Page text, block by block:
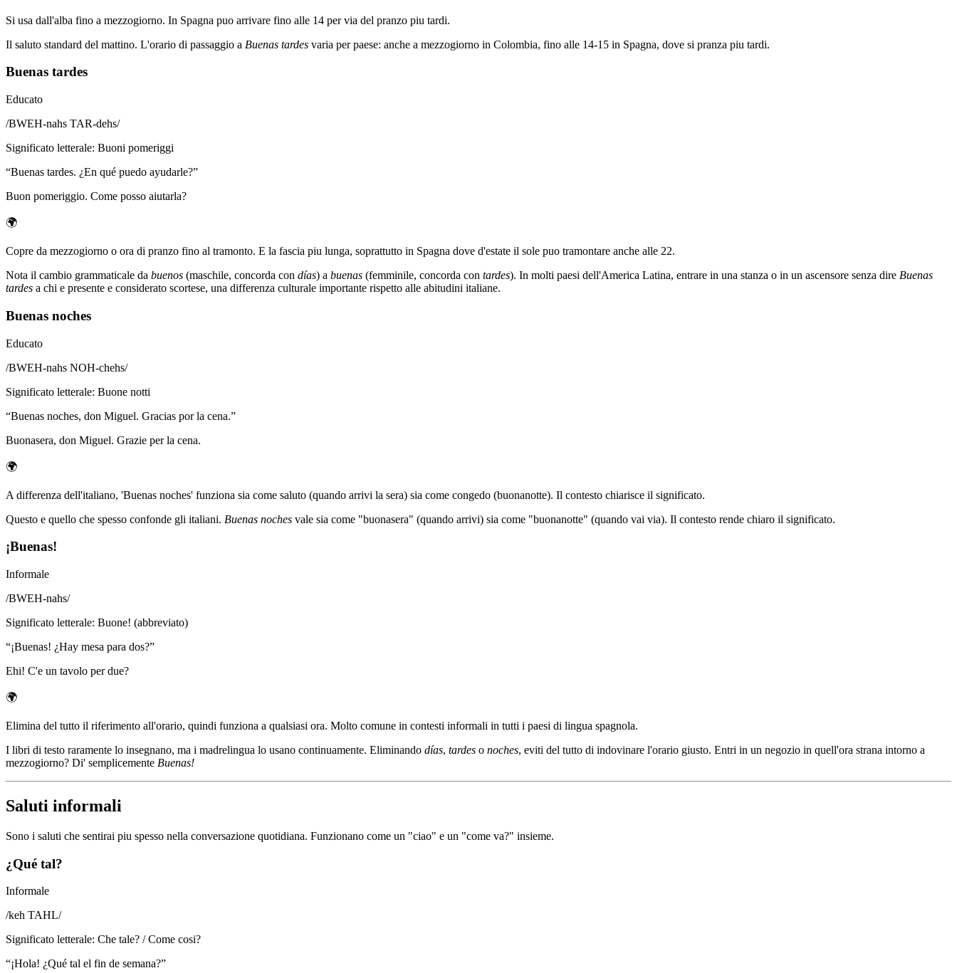
Si usa dall'alba fino a mezzogiorno. In Spagna puo arrivare fino alle 14 per via del pranzo piu tardi.
Il saluto standard del mattino. L'orario di passaggio a Buenas tardes varia per paese: anche a mezzogiorno in Colombia, fino alle 14-15 in Spagna, dove si pranza piu tardi.
Buenas tardes
Educato
/BWEH-nahs TAR-dehs/
Significato letterale: Buoni pomeriggi
“Buenas tardes. ¿En qué puedo ayudarle?”
Buon pomeriggio. Come posso aiutarla?
🌍
Copre da mezzogiorno o ora di pranzo fino al tramonto. E la fascia piu lunga, soprattutto in Spagna dove d'estate il sole puo tramontare anche alle 22.
Nota il cambio grammaticale da buenos (maschile, concorda con días) a buenas (femminile, concorda con tardes). In molti paesi dell'America Latina, entrare in una stanza o in un ascensore senza dire Buenas
tardes a chi e presente e considerato scortese, una differenza culturale importante rispetto alle abitudini italiane.
Buenas noches
Educato
/BWEH-nahs NOH-chehs/
Significato letterale: Buone notti
“Buenas noches, don Miguel. Gracias por la cena.”
Buonasera, don Miguel. Grazie per la cena.
🌍
A differenza dell'italiano, 'Buenas noches' funziona sia come saluto (quando arrivi la sera) sia come congedo (buonanotte). Il contesto chiarisce il significato.
Questo e quello che spesso confonde gli italiani. Buenas noches vale sia come "buonasera" (quando arrivi) sia come "buonanotte" (quando vai via). Il contesto rende chiaro il significato.
¡Buenas!
Informale
/BWEH-nahs/
Significato letterale: Buone! (abbreviato)
“¡Buenas! ¿Hay mesa para dos?”
Ehi! C'e un tavolo per due?
🌍
Elimina del tutto il riferimento all'orario, quindi funziona a qualsiasi ora. Molto comune in contesti informali in tutti i paesi di lingua spagnola.
I libri di testo raramente lo insegnano, ma i madrelingua lo usano continuamente. Eliminando días, tardes o noches, eviti del tutto di indovinare l'orario giusto. Entri in un negozio in quell'ora strana intorno a
mezzogiorno? Di' semplicemente Buenas!
Saluti informali
Sono i saluti che sentirai piu spesso nella conversazione quotidiana. Funzionano come un "ciao" e un "come va?" insieme.
¿Qué tal?
Informale
/keh TAHL/
Significato letterale: Che tale? / Come cosi?
“¡Hola! ¿Qué tal el fin de semana?”